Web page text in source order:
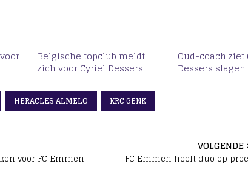
Belgische topclub meldt
zich voor Cyriel Dessers
Oud-coach ziet
Dessers
HERACLES ALMELO KRC GENK
voor FC Emmen
VOLGENDE
FC Emmen heeft duo op